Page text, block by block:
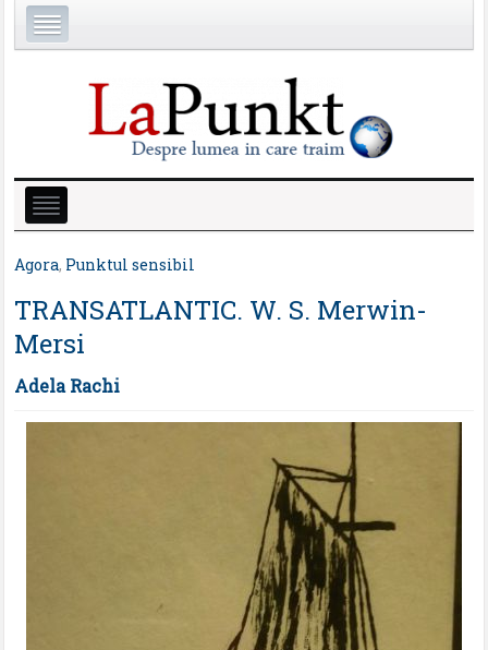
Agora, Punktul sensibil
TRANSATLANTIC. W. S. Merwin-
Mersi
Adela Rachi